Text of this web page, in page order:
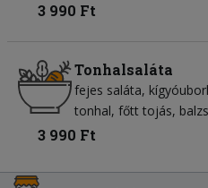
3 990 Ft
Tonhalsaláta
fejes saláta
tonhal főtt tojás
3 990 Ft